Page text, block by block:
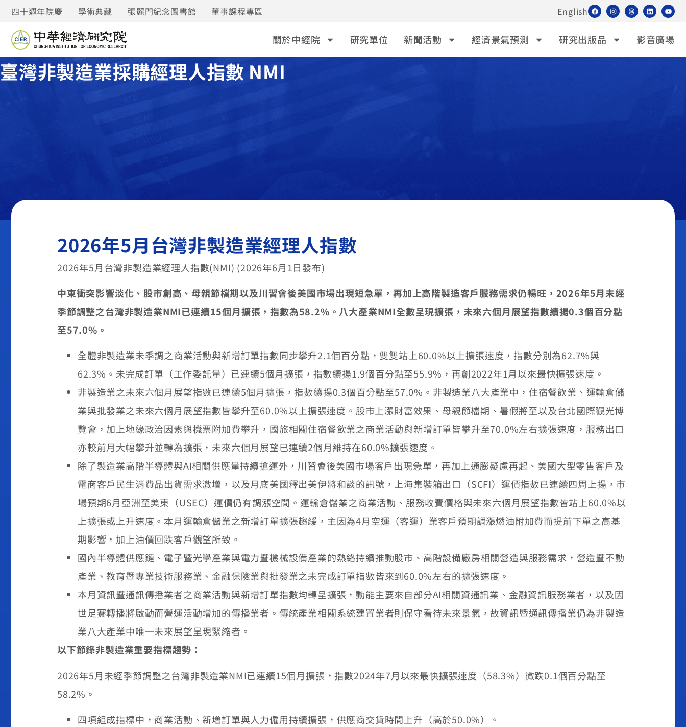
四十週年院慶 學術典藏 張麗門紀念圖書館 董事課程專區 English
關於中經院 研究單位 新聞活動 經濟景氣預測 研究出版品 影音廣場
臺灣非製造業採購經理人指數 NMI
2026年5月台灣非製造業經理人指數
2026年5月台灣非製造業經理人指數(NMI) (2026年6月1日發布)
中東衝突影響淡化、股市創高、母親節檔期以及川習會後美國市場出現短急單，再加上高階製造客戶服務需求仍暢旺， 2026年5月未經
季節調整之台灣非製造業NMI已連續15個月擴張，指數為58.2% 。八大產業NMI全數呈現擴張，未來六個月展望指數續揚0.3個百分點
至57.0% 。
全體非製造業未季調之商業活動與新增訂單指數同步攀升2.1個百分點，雙雙站上60.0%以上擴張速度，指數分別為62.7%與
62.3%。未完成訂單（工作委託量）已連續5個月擴張，指數續揚1.9個百分點至55.9%，再創2022年1月以來最快擴張速度。
非製造業之未來六個月展望指數已連續5個月擴張，指數續揚0.3個百分點至57.0%。非製造業八大產業中，住宿餐飲業、運輸倉儲
業與批發業之未來六個月展望指數皆攀升至60.0%以上擴張速度。股市上漲財富效果、母親節檔期、暑假將至以及台北國際觀光博
覽會，加上地緣政治因素與機票附加費攀升，國旅相關住宿餐飲業之商業活動與新增訂單皆攀升至70.0%左右擴張速度，服務出口
亦較前月大幅攀升並轉為擴張，未來六個月展望已連續2個月維持在60.0%擴張速度。
除了製造業高階半導體與AI相關供應量持續搶運外，川習會後美國市場客戶出現急單，再加上通膨疑慮再起、美國大型零售客戶及
電商客戶民生消費品出貨需求激增，以及月底美國釋出美伊將和談的訊號，上海集裝箱出口（SCFI）運價指數已連續四周上揚，市
場預期6月亞洲至美東（USEC）運價仍有調漲空間。運輸倉儲業之商業活動、服務收費價格與未來六個月展望指數皆站上60.0%以
上擴張或上升速度。本月運輸倉儲業之新增訂單擴張趨緩，主因為4月空運（客運）業客戶預期調漲燃油附加費而提前下單之高基
期影響，加上油價回跌客戶觀望所致。
國內半導體供應鏈、電子暨光學產業與電力暨機械設備產業的熱絡持續推動股市、高階設備廠房相關營造與服務需求，營造暨不動
產業、教育暨專業技術服務業、金融保險業與批發業之未完成訂單指數皆來到60.0%左右的擴張速度。
本月資訊暨通訊傳播業者之商業活動與新增訂單指數均轉呈擴張，動能主要來自部分AI相關資通訊業、金融資訊服務業者，以及因
世足賽轉播將啟動而營運活動增加的傳播業者。傳統產業相關系統建置業者則保守看待未來景氣，故資訊暨通訊傳播業仍為非製造
業八大產業中唯一未來展望呈現緊縮者。
以下節錄非製造業重要指標趨勢：
2026年5月未經季節調整之台灣非製造業NMI已連續15個月擴張，指數2024年7月以來最快擴張速度（58.3%）微跌0.1個百分點至
58.2%。
四項組成指標中，商業活動、新增訂單與人力僱用持續擴張，供應商交貨時間上升（高於50.0%）。